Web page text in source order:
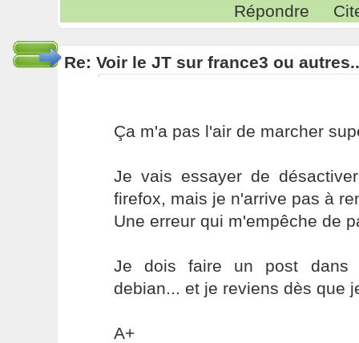
Répondre
Re: Voir le JT sur france3 ou
Ça m'a pas l'air de marcher
Je vais essayer de
firefox, mais je n'arrive pas à
Une erreur qui m'empêche de
Je dois faire un post dans
debian... et je reviens dès que
A+